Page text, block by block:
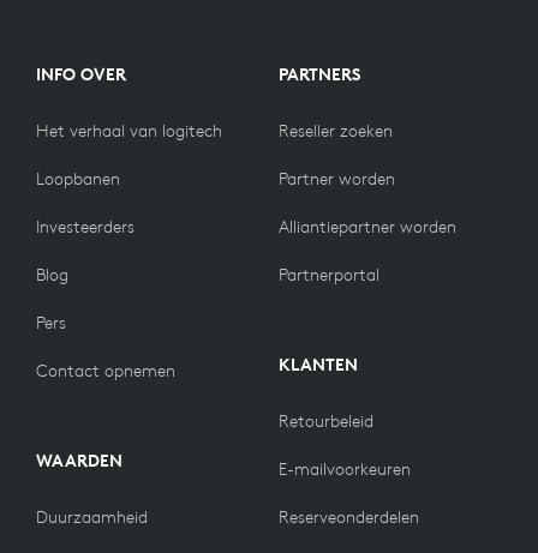
INFO OVER
Het verhaal van logitech
Loopbanen
Investeerders
Blog
Pers
Contact opnemen
WAARDEN
Duurzaamheid
PARTNERS
Reseller zoeken
Partner worden
Alliantiepartner worden
Partnerportal
KLANTEN
Retourbeleid
E-mailvoorkeuren
Reserveonderdelen